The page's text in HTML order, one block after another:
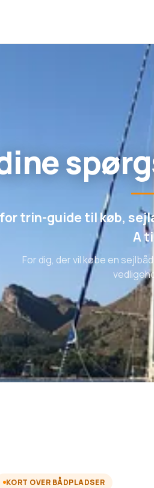
trin-guide til køb,
A
For dig, der vil købe en
KORT OVER BÅDPLADSER